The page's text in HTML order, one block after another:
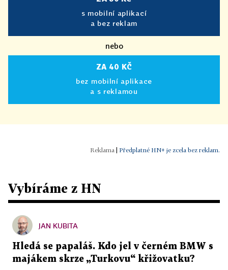
s mobilní aplikací
a bez reklam
nebo
ZA 40 KČ
bez mobilní aplikace
a s reklamou
Předplatné HN+ je zcela bez reklam.
Vybíráme z HN
JAN KUBITA
Hledá se papaláš. Kdo jel v černém BMW s
majákem skrze „Turkovu“ křižovatku?